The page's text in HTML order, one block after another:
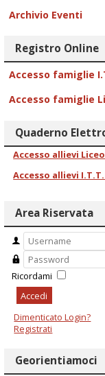
Archivio Eventi
Registro Online
Accesso famiglie
Accesso famiglie
Quaderno
Accesso allievi
Accesso allievi
Area Riservata
Ricordami
Accedi
Dimenticato Login?
Registrati
Georientiamoci